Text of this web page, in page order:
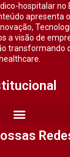
hospitalar no
apresenta
a visão de
transformando
healthcare.